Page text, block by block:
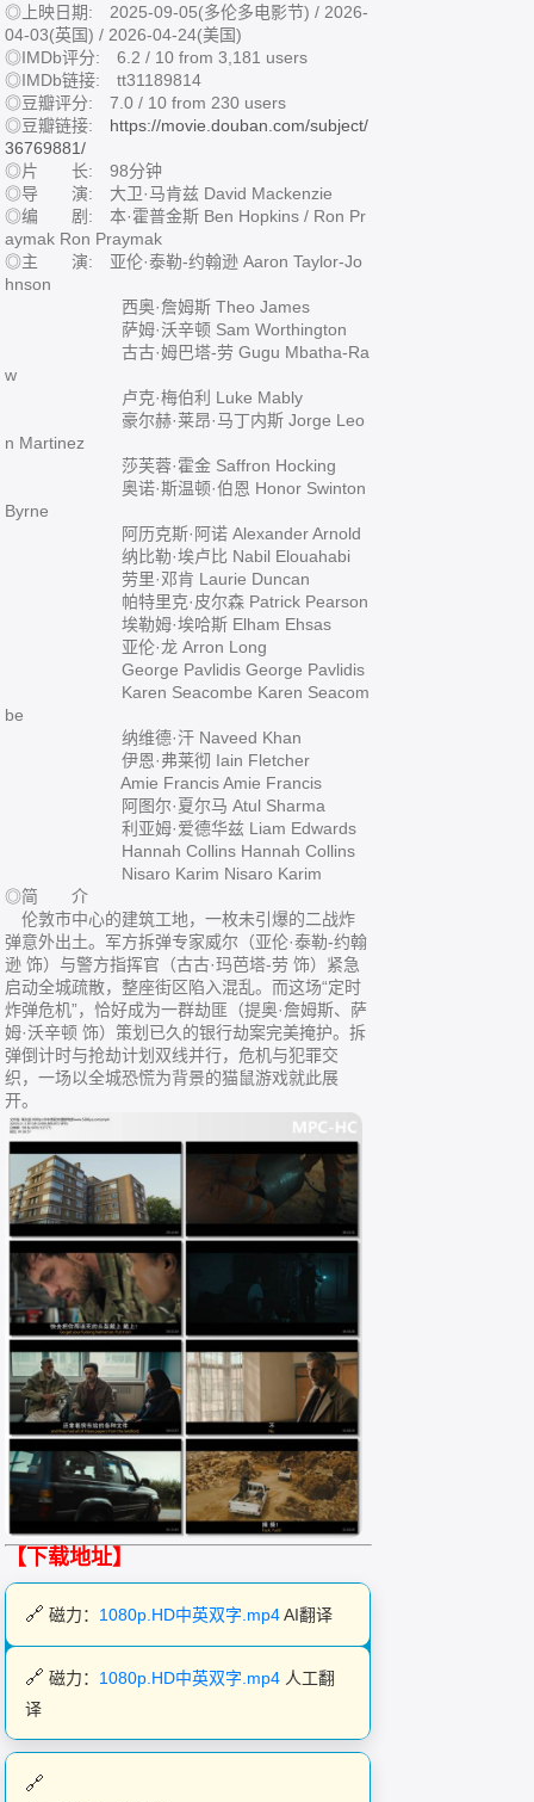
◎上映日期: 2025-09-05(多伦多电影节) / 2026-
04-03(英国) / 2026-04-24(美国)
◎IMDb评分: 6.2 / 10 from 3,181 users
◎IMDb链接: tt31189814
◎豆瓣评分: 7.0 / 10 from 230 users
◎豆瓣链接: https://movie.douban.com/subject/
36769881/
◎片 长: 98分钟
◎导 演: 大卫·马肯兹 David Mackenzie
◎编 剧: 本·霍普金斯 Ben Hopkins / Ron Pr
aymak Ron Praymak
◎主 演: 亚伦·泰勒-约翰逊 Aaron Taylor-Jo
hnson
西奥·詹姆斯 Theo James
萨姆·沃辛顿 Sam Worthington
古古·姆巴塔-劳 Gugu Mbatha-Ra
w
卢克·梅伯利 Luke Mably
豪尔赫·莱昂·马丁内斯 Jorge Leo
n Martinez
莎芙蓉·霍金 Saffron Hocking
奥诺·斯温顿·伯恩 Honor Swinton
Byrne
阿历克斯·阿诺 Alexander Arnold
纳比勒·埃卢比 Nabil Elouahabi
劳里·邓肯 Laurie Duncan
帕特里克·皮尔森 Patrick Pearson
埃勒姆·埃哈斯 Elham Ehsas
亚伦·龙 Arron Long
George Pavlidis George Pavlidis
Karen Seacombe Karen Seacom
be
纳维德·汗 Naveed Khan
伊恩·弗莱彻 Iain Fletcher
Amie Francis Amie Francis
阿图尔·夏尔马 Atul Sharma
利亚姆·爱德华兹 Liam Edwards
Hannah Collins Hannah Collins
Nisaro Karim Nisaro Karim
◎简 介
伦敦市中心的建筑工地，一枚未引爆的二战炸
弹意外出土。军方拆弹专家威尔（亚伦·泰勒-约翰
逊 饰）与警方指挥官（古古·玛芭塔-劳 饰）紧急
启动全城疏散，整座街区陷入混乱。而这场“定时
炸弹危机”，恰好成为一群劫匪（提奥·詹姆斯、萨
姆·沃辛顿 饰）策划已久的银行劫案完美掩护。拆
弹倒计时与抢劫计划双线并行，危机与犯罪交
织，一场以全城恐慌为背景的猫鼠游戏就此展
开。
【下载地址】
磁力： 1080p.HD中英双字.mp4AI翻译
磁力： 1080p.HD中英双字.mp4 人工翻
译